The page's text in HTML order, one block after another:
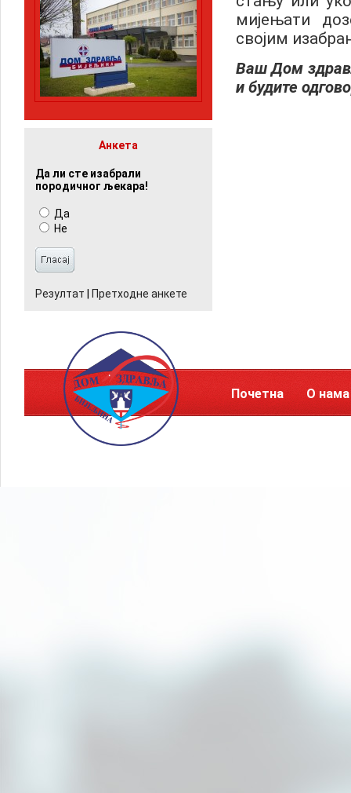
Анкета
Да ли сте изабрали
породичног љекара!
Да
Не
Резултат Претходне анкете
мијењати
својим
Ваш Дом
и будите
Почетна О нама